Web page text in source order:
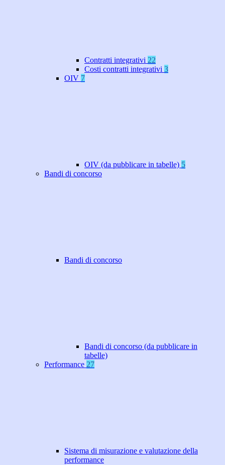
Contratti integrativi 22
Costi contratti integrativi 3
OIV 7
OIV (da pubblicare in tabelle) 5
Bandi di concorso
Bandi di concorso
Bandi di concorso (da pubblicare in
tabelle)
Performance 27
Sistema di misurazione e valutazione della
performance